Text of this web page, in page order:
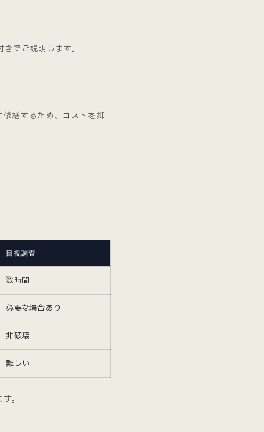
でご説明します。
繕するため、コストを抑
目視調査
数時間
必要な場合あり
非破壊
難しい
。